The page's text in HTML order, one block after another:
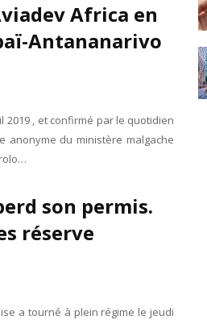
Africa en
Antananarivo
2019 , et confirmé par le quotidien
anonyme du ministère malgache
son permis.
réserve
a tourné à plein régime le jeudi